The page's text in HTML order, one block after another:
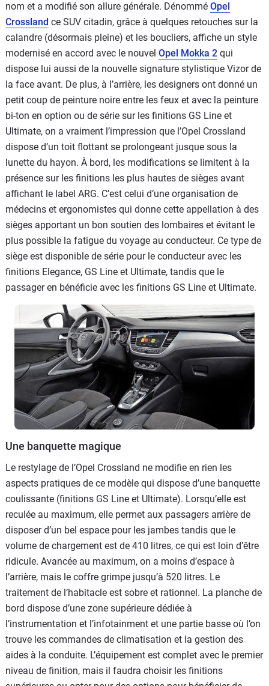
nom et a modifié son allure générale. Dénommé Opel
Crossland ce SUV citadin, grâce à quelques retouches sur la
calandre (désormais pleine) et les boucliers, affiche un style
modernisé en accord avec le nouvel Opel Mokka 2 qui
dispose lui aussi de la nouvelle signature stylistique Vizor de
la face avant. De plus, à l’arrière, les designers ont donné un
petit coup de peinture noire entre les feux et avec la peinture
bi-ton en option ou de série sur les finitions GS Line et
Ultimate, on a vraiment l’impression que l’Opel Crossland
dispose d’un toit flottant se prolongeant jusque sous la
lunette du hayon. À bord, les modifications se limitent à la
présence sur les finitions les plus hautes de sièges avant
affichant le label ARG. C’est celui d’une organisation de
médecins et ergonomistes qui donne cette appellation à des
sièges apportant un bon soutien des lombaires et évitant le
plus possible la fatigue du voyage au conducteur. Ce type de
siège est disponible de série pour le conducteur avec les
finitions Elegance, GS Line et Ultimate, tandis que le
passager en bénéficie avec les finitions GS Line et Ultimate.
Une banquette magique
Le restylage de l’Opel Crossland ne modifie en rien les
aspects pratiques de ce modèle qui dispose d’une banquette
coulissante (finitions GS Line et Ultimate). Lorsqu’elle est
reculée au maximum, elle permet aux passagers arrière de
disposer d’un bel espace pour les jambes tandis que le
volume de chargement est de 410 litres, ce qui est loin d’être
ridicule. Avancée au maximum, on a moins d’espace à
l’arrière, mais le coffre grimpe jusqu’à 520 litres. Le
traitement de l’habitacle est sobre et rationnel. La planche de
bord dispose d’une zone supérieure dédiée à
l’instrumentation et l’infotainment et une partie basse où l’on
trouve les commandes de climatisation et la gestion des
aides à la conduite. L’équipement est complet avec le premier
niveau de finition, mais il faudra choisir les finitions